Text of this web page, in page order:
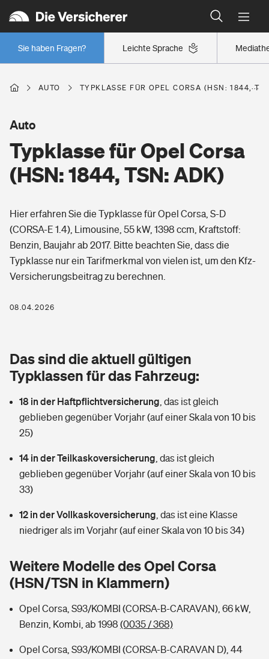
Leichte Sprache
Sie haben Fragen?
Wer versichert was: Jetzt Versicherer finden
Regionalklassen: So ist Ihre Region eingestuft
Wer versichert was: Jetzt Versicherer finden
Berufsunfähigkeitsversicherung
Erwerbsunfähigkeitsversicherung
Grundfähigkeitsversicherung
Arbeitsrechtsschutz
Berufshaftpflichtversicherung
Zur Übersicht
Tools
Wer versichert was: Jetzt Versicherer finden
Sie haben Fragen?
Wohnen
Elementarversicherung
Glasversicherung
Mietkautionsversicherung
Restkreditversicherung
Zur Übersicht
Tools
Hochwasser-Check: Wie gefährdet ist Ihr Haus?
Sie haben Fragen?
Freizeit
Pri­vate Haft­pflicht­
Kinderunfall­ver­si­che­rung
Kinderinvalidität
Hundehalter-Haftpflicht
Handyversicherung
Private Cyberversicherung
Zur Übersicht
Gesundheit
Private Krankenversicherung
Dread-Disease-Versicherung
Tierkrankenversicherung
Zur Übersicht
Tools
Wer versichert was: Jetzt Versicherer finden
Rentenrechner: Wie viel Geld bekomme ich im Alter?
AUTO TYPKLASSE FÜR OPEL CORSA (HSN: 1844,
Typklasse für Opel Corsa
(HSN: 1844, TSN: ADK)
Auto
Hier erfahren Sie die Typklasse für Opel Corsa, S-D
(CORSA-E 1.4), Limousine, 55 kW, 1398 ccm, Kraftstoff:
Benzin, Baujahr ab 2017. Bitte beachten Sie, dass die
Typklasse nur ein Tarifmerkmal von vielen ist, um den Kfz-
Versicherungsbeitrag zu berechnen.
08.04.2026
Das sind die aktuell gültigen
Typklassen für das Fahrzeug:
18 in der Haftpflichtversicherung das ist gleich
geblieben gegenüber Vorjahr (auf einer Skala von 10 bis
25)
14 in der Teilkaskoversicherung das ist gleich
geblieben gegenüber Vorjahr (auf einer Skala von 10 bis
33)
12 in der Vollkaskoversicherung das ist eine Klasse
niedriger als im Vorjahr (auf einer Skala von 10 bis 34)
Weitere Modelle des Opel Corsa
(HSN/TSN in Klammern)
Opel Corsa, S93/KOMBI (CORSA-B-CARAVAN), 66 kW,
Benzin, Kombi, ab 1998 (0035 / 368)
Opel Corsa, S93/KOMBI (CORSA-B-CARAVAN D), 44